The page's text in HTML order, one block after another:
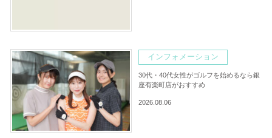
インフォメーション
30代・40代女性がゴルフを始めるなら銀
座有楽町店がおすすめ
2026.08.06